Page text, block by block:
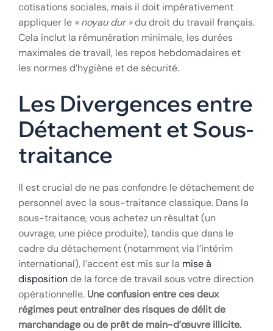
cotisations sociales, mais il doit impérativement
appliquer le « noyau dur »du droit du travail français.
Cela inclut la rémunération minimale, les durées
maximales de travail, les repos hebdomadaires et
les normes d’hygiène et de sécurité.
Les Divergences entre
Détachement et Sous-
traitance
Il est crucial de ne pas confondre le détachement de
personnel avec la sous-traitance classique. Dans la
sous-traitance, vous achetez un résultat (un
ouvrage, une pièce produite), tandis que dans le
cadre du détachement (notamment via l’intérim
international), l’accent est mis sur la mise à
dispositionde la force de travail sous votre direction
opérationnelle. Une confusion entre ces deux
régimes peut entraîner des risques de délit de
marchandage ou de prêt de main-d’œuvre illicite.